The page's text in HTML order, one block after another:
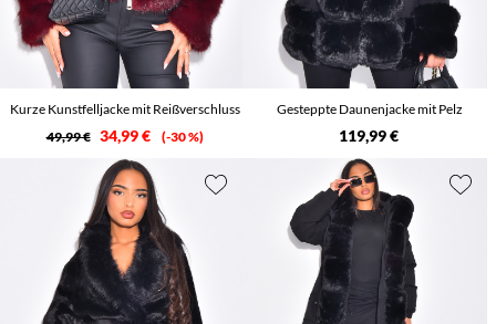
Kurze Kunstfelljacke mit Reißverschluss
49,99 € 34,99 € -30 %
Gesteppte Daunenjacke mit Pelz
119,99 €